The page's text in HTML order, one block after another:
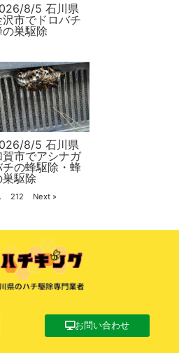
8/5 石川県
沢市でドロバチ
の巣駆除
8/5 石川県
賀市でアシナガ
チの蜂駆除・蜂
巣駆除
212 Next »
お問い合わせ